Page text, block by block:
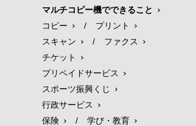
マルチコピー機でできること
コピー
/
プリント
スキャン
/
ファクス
チケット
プリペイドサービス
スポーツ振興くじ
行政サービス
保険
/ 学び・教育